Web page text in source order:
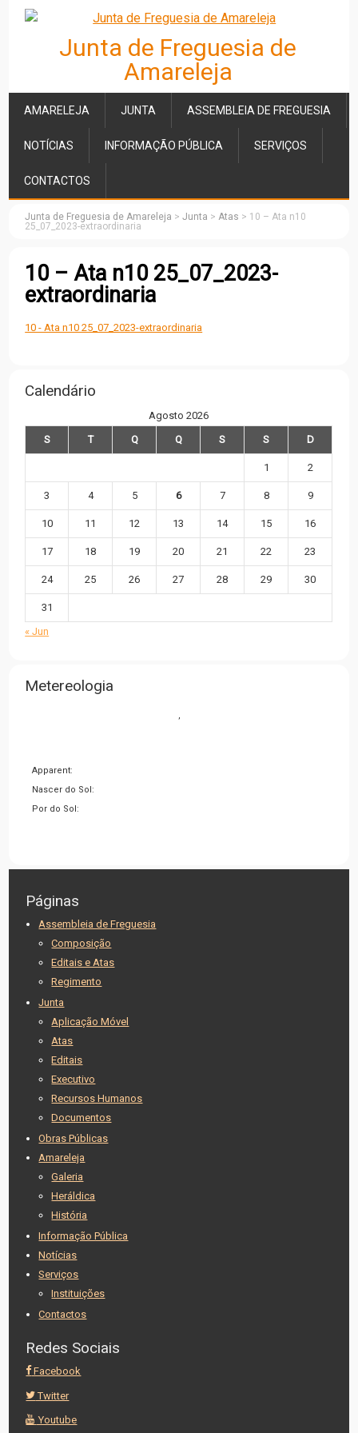
Junta de Freguesia de
Amareleja
AMARELEJA JUNTA ASSEMBLEIA DE FREGUESIA
NOTÍCIAS INFORMAÇÃO PÚBLICA SERVIÇOS
CONTACTOS
Junta de Freguesia de Amareleja >Junta >Atas > 10 – Ata n10
25_07_2023-extraordinaria
10 – Ata n10 25_07_2023-
extraordinaria
10 - Ata n10 25_07_2023-extraordinaria
Calendário
Agosto 2026
S
T Q Q S S D
1 2
3 4 5 6 7 8 9
10 11 12 13 14 15 16
17 18 19 20 21 22 23
24 25 26 27 28 29 30
31
« Jun
Metereologia
,
Apparent:
Nascer do Sol:
Por do Sol:
Páginas
Assembleia de Freguesia
Composição
Editais e Atas
Regimento
Junta
Aplicação Móvel
Atas
Editais
Executivo
Recursos Humanos
Documentos
Obras Públicas
Amareleja
Galeria
Heráldica
História
Informação Pública
Notícias
Serviços
Instituições
Contactos
Redes Sociais
Facebook
Twitter
Youtube